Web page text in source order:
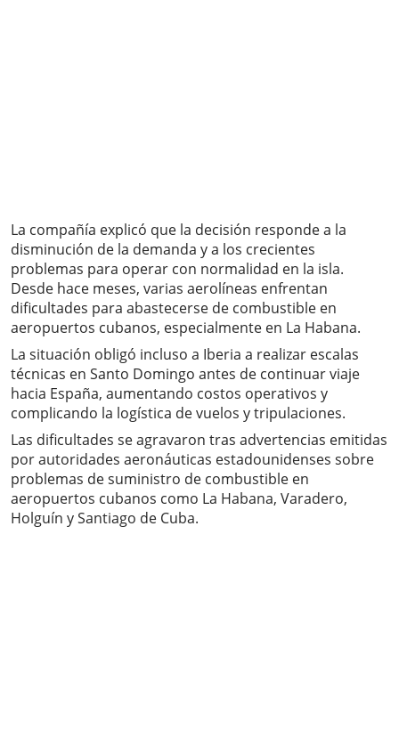
La compañía explicó que la decisión responde a la
disminución de la demanda y a los crecientes
problemas para operar con normalidad en la isla.
Desde hace meses, varias aerolíneas enfrentan
dificultades para abastecerse de combustible en
aeropuertos cubanos, especialmente en La Habana.
La situación obligó incluso a Iberia a realizar escalas
técnicas en Santo Domingo antes de continuar viaje
hacia España, aumentando costos operativos y
complicando la logística de vuelos y tripulaciones.
Las dificultades se agravaron tras advertencias emitidas
por autoridades aeronáuticas estadounidenses sobre
problemas de suministro de combustible en
aeropuertos cubanos como La Habana, Varadero,
Holguín y Santiago de Cuba.